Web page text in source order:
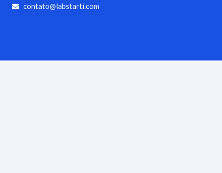
contato@labstarti.com